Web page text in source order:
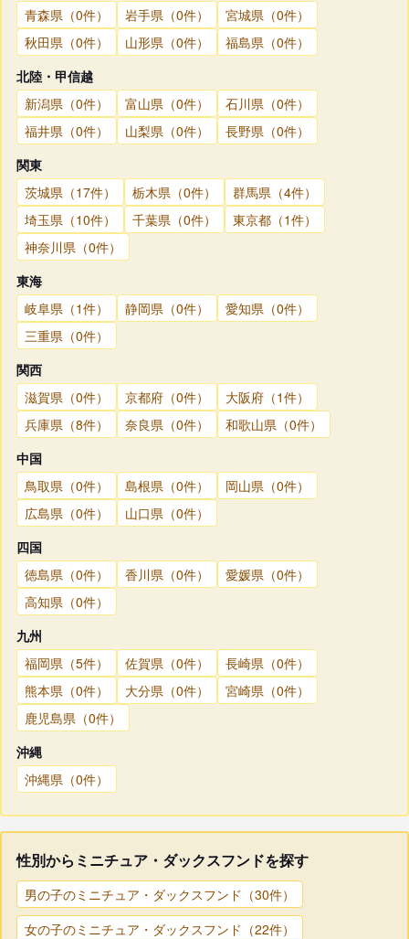
青森県（0件） 岩手県（0件）
宮城県（0件）
秋田県（0件）
山形県（0件）
福島県（0件）
北陸・甲信越
新潟県（0件）
富山県（0件）
石川県（0件）
福井県（0件）
山梨県（0件）
長野県（0件）
関東
茨城県（17件）
栃木県（0件）
群馬県（4件）
埼玉県（10件）
千葉県（0件）
東京都（1件）
神奈川県（0件）
東海
岐阜県（1件）
静岡県（0件）
愛知県（0件）
三重県（0件）
関西
滋賀県（0件）
京都府（0件）
大阪府（1件）
兵庫県（8件）
奈良県（0件）
和歌山県（0件）
中国
鳥取県（0件）
島根県（0件）
岡山県（0件）
広島県（0件）
山口県（0件）
四国
徳島県（0件）
香川県（0件）
愛媛県（0件）
高知県（0件）
九州
福岡県（5件）
佐賀県（0件）
長崎県（0件）
熊本県（0件）
大分県（0件）
宮崎県（0件）
鹿児島県（0件）
沖縄
沖縄県（0件）
性別からミニチュア・ダックスフンドを探す
男の子のミニチュア・ダックスフンド（30件）
女の子のミニチュア・ダックスフンド（22件）